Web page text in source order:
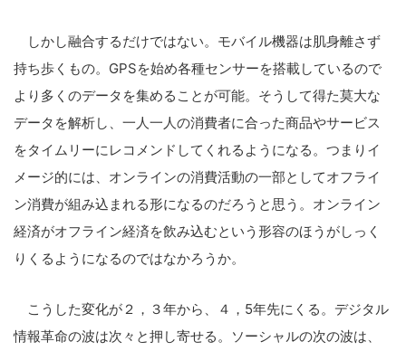
しかし融合するだけではない。モバイル機器は肌身離さず
持ち歩くもの。GPSを始め各種センサーを搭載しているので
より多くのデータを集めることが可能。そうして得た莫大な
データを解析し、一人一人の消費者に合った商品やサービス
をタイムリーにレコメンドしてくれるようになる。つまりイ
メージ的には、オンラインの消費活動の一部としてオフライ
ン消費が組み込まれる形になるのだろうと思う。オンライン
経済がオフライン経済を飲み込むという形容のほうがしっく
りくるようになるのではなかろうか。
こうした変化が２，３年から、４，5年先にくる。デジタル
情報革命の波は次々と押し寄せる。ソーシャルの次の波は、
こ
の
を
検
索
る